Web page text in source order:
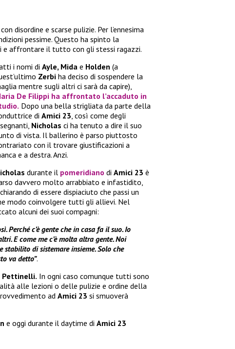
disordine e scarse pulizie. Per l’ennesima
pessime. Questo ha spinto la
e affrontare il tutto con gli stessi ragazzi.
i nomi di Ayle, Mida e Holden (a
Zerbi ha deciso di sospendere la
mentre sugli altri ci sarà da capire),
De Filippi ha affrontato l’accaduto in
Dopo una bella strigliata da parte della
di Amici 23, così come degli
Nicholas ci ha tenuto a dire il suo
di vista. Il ballerino è parso piuttosto
con il trovare giustificazioni a
e a destra. Anzi.
durante il pomeridiano di Amici 23 è
davvero molto arrabbiato e infastidito,
di essere dispiaciuto che passi un
modo coinvolgere tutti gli allievi. Nel
alcuni dei suoi compagni:
Perché c’è gente che in casa fa il suo. Io
E come me c’è molta altra gente. Noi
di sistemare insieme. Solo che
va detto”.
Pettinelli. In ogni caso comunque tutti sono
alle lezioni o delle pulizie e ordine della
adAmici 23 si smuoverà
e oggi durante il daytime di Amici 23